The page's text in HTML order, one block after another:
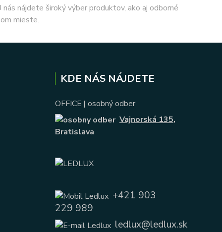
nájdete široký výber produktov, ako aj odborné
mieste.
KDE NÁS NÁJDETE
OFFICE | osobný odber
Vajnorská 135,
Bratislava
+421 903
229 989
ledlux@ledlux.sk